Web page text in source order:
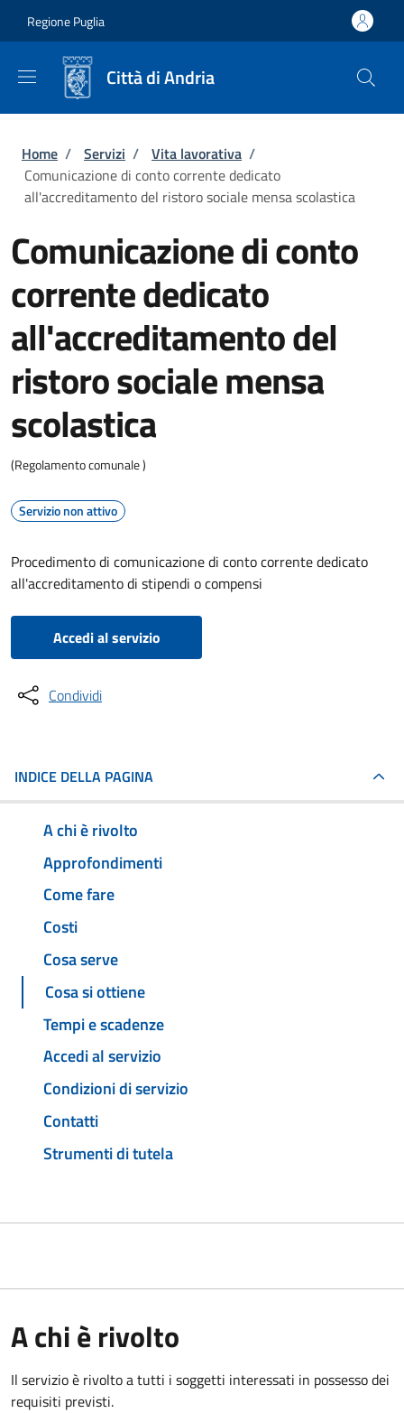
Regione Puglia
Città di Andria
Briciole di pane
Home / Servizi / Vita lavorativa /
Comunicazione di conto corrente dedicato
all'accreditamento del ristoro sociale mensa scolastica
Comunicazione di conto
corrente dedicato
all'accreditamento del
ristoro sociale mensa
scolastica
(Regolamento comunale )
Servizio non attivo
Procedimento di comunicazione di conto corrente dedicato
all'accreditamento di stipendi o compensi
Accedi al servizio
Condividi
INDICE DELLA PAGINA
A chi è rivolto
Approfondimenti
Come fare
Costi
Cosa serve
Cosa si ottiene
Tempi e scadenze
Accedi al servizio
Condizioni di servizio
Contatti
Strumenti di tutela
A chi è rivolto
Il servizio è rivolto a tutti i soggetti interessati in possesso dei
requisiti previsti.